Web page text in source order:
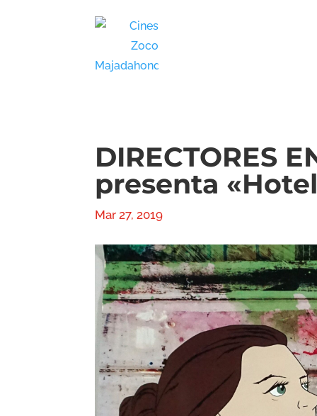
DIRECTORES
presenta
Mar 27, 2019